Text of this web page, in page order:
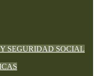
SEGURIDAD SOCIAL